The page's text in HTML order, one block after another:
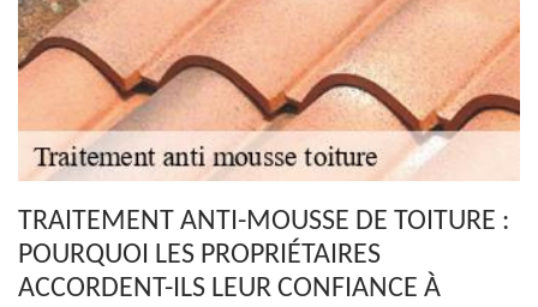
TRAITEMENT ANTI-MOUSSE DE TOITURE :
POURQUOI LES PROPRIÉTAIRES
ACCORDENT-ILS LEUR CONFIANCE À